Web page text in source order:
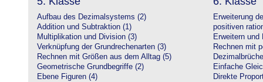
Aufbau des Dezimalsystems (2)
Addition und Subtraktion (1)
Multiplikation und Division (3)
Verknüpfung der Grundrechenarten (3)
Rechnen mit Größen aus dem Alltag (5)
Geometrische Grundbegriffe (2)
Ebene Figuren (4)
Erweiterung
positiven
Erweitern und
Rechnen mit
Einfache
Direkte